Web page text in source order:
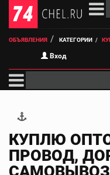
ОБЪЯВЛЕНИЯ КАТЕГОРИИ
Вход
КУПЛЮ
ПРОВОД,
САМОВЫВОЗ